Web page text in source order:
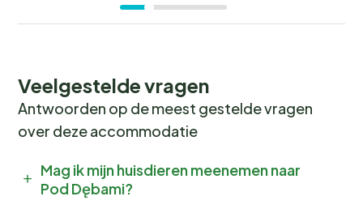
Veelgestelde vragen
Antwoorden op de meest gestelde vragen
over deze accommodatie
Mag ik mijn huisdieren meenemen naar
Pod Dębami?